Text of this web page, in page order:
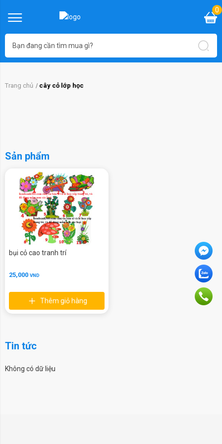
0
Trang chủ cây cỏ lớp học
Sản phẩm
bụi cỏ cao tranh trí
25,000 VND
Thêm giỏ hàng
Tin tức
Không có dữ liệu